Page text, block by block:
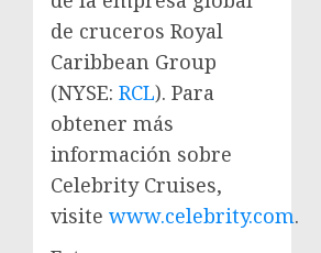
de cruceros Royal
Caribbean Group
(NYSE: RCL). Para
obtener más
información sobre
Celebrity Cruises,
visite www.celebrity.com.